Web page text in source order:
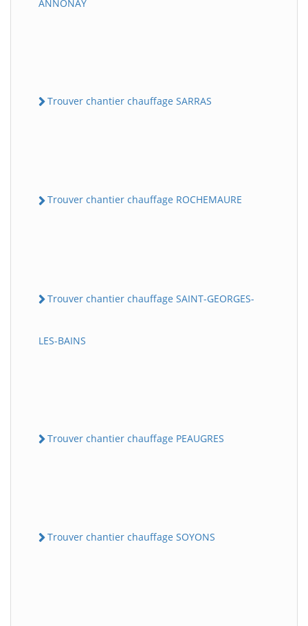
ANNONAY
Trouver chantier chauffage SARRAS
Trouver chantier chauffage ROCHEMAURE
Trouver chantier chauffage SAINT-GEORGES-
LES-BAINS
Trouver chantier chauffage PEAUGRES
Trouver chantier chauffage SOYONS